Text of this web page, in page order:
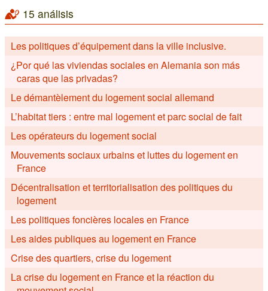
15 análisis
Les politiques d’équipement dans la ville inclusive.
¿Por qué las viviendas sociales en Alemania son más
caras que las privadas?
Le démantèlement du logement social allemand
L’habitat tiers : entre mal logement et parc social de fait
Les opérateurs du logement social
Mouvements sociaux urbains et luttes du logement en
France
Décentralisation et territorialisation des politiques du
logement
Les politiques foncières locales en France
Les aides publiques au logement en France
Crise des quartiers, crise du logement
La crise du logement en France et la réaction du